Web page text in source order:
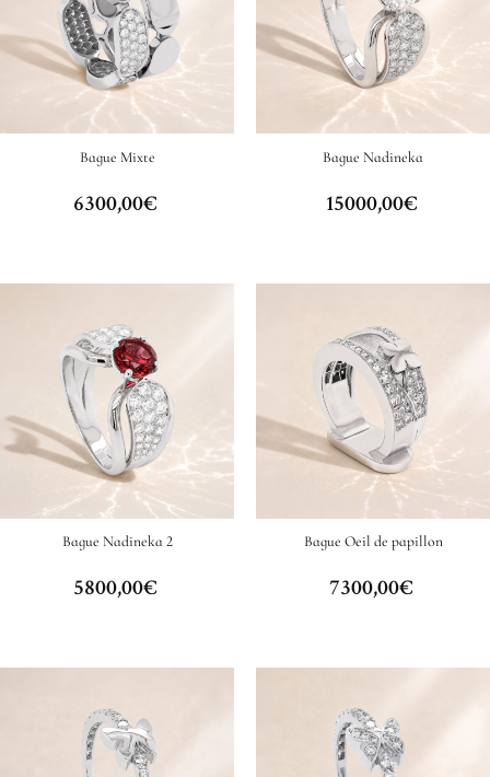
Bague Mixte
6300,00€
Bague Nadineka
15000,00€
Bague Nadineka 2
5800,00€
Bague Oeil de papillon
7300,00€